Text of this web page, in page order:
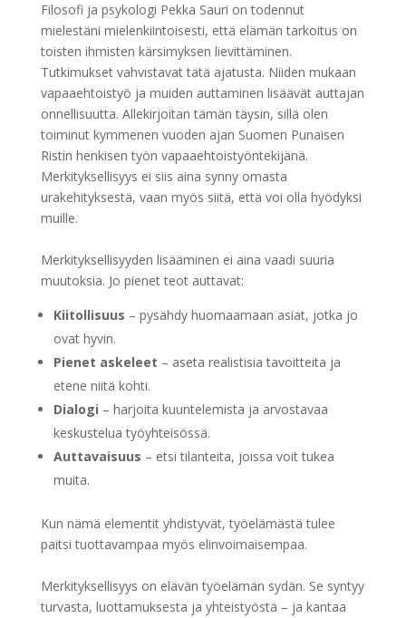
Filosofi ja psykologi Pekka Sauri on todennut
mielestäni mielenkiintoisesti, että elämän tarkoitus on
toisten ihmisten kärsimyksen lievittäminen.
Tutkimukset vahvistavat tätä ajatusta. Niiden mukaan
vapaaehtoistyö ja muiden auttaminen lisäävät auttajan
onnellisuutta. Allekirjoitan tämän täysin, sillä olen
toiminut kymmenen vuoden ajan Suomen Punaisen
Ristin henkisen työn vapaaehtoistyöntekijänä.
Merkityksellisyys ei siis aina synny omasta
urakehityksestä, vaan myös siitä, että voi olla hyödyksi
muille.
Merkityksellisyyden lisääminen ei aina vaadi suuria
muutoksia. Jo pienet teot auttavat:
Kiitollisuus – pysähdy huomaamaan asiat, jotka jo
ovat hyvin.
Pienet askeleet – aseta realistisia tavoitteita ja
etene niitä kohti.
Dialogi – harjoita kuuntelemista ja arvostavaa
keskustelua työyhteisössä.
Auttavaisuus – etsi tilanteita, joissa voit tukea
muita.
Kun nämä elementit yhdistyvät, työelämästä tulee
paitsi tuottavampaa myös elinvoimaisempaa.
Merkityksellisyys on elävän työelämän sydän. Se syntyy
turvasta, luottamuksesta ja yhteistyöstä – ja kantaa